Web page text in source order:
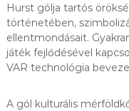
Hurst gólja tartós
történetében,
ellentmondásait.
játék fejlődésével
VAR technológia
A gól kulturális